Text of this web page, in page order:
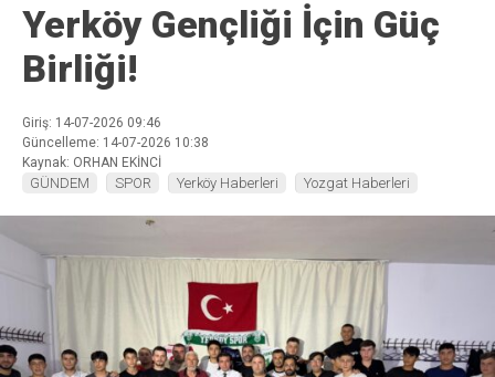
Yerköy Gençliği İçin Güç
Birliği!
Giriş: 14-07-2026 09:46
Güncelleme: 14-07-2026 10:38
Kaynak: ORHAN EKİNCİ
GÜNDEM SPOR Yerköy Haberleri Yozgat Haberleri